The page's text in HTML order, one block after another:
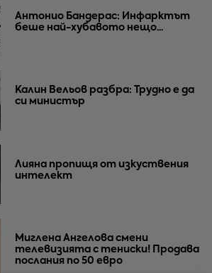
Антонио Бандерас: Инфарктът
беше най-хубавото нещо...
Калин Вельов разбра: Трудно е да
си министър
Лияна пропищя от изкуствения
интелект
Миглена Ангелова смени
телевизията с тениски! Продава
послания по 50 евро